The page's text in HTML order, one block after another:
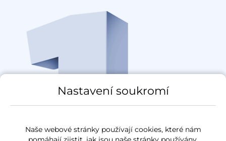
První a jediný
Nastavení soukromí
Naše webové stránky používají cookies, které nám